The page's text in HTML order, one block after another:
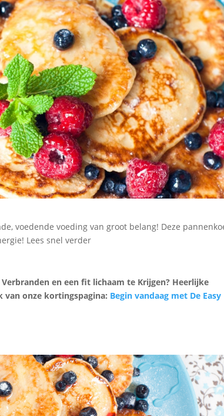
voedende voeding van groot belang! Deze
Lees snel verder
en een fit lichaam te Krijgen? Heerlijke
van onze kortingspagina: Begin vandaag met De Easy